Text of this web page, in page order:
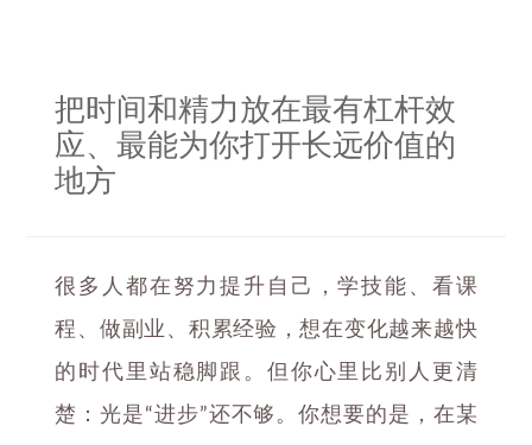
把时间和精力放在最有杠杆效
应、最能为你打开长远价值的
地方
很多人都在努力提升自己，学技能、看课
程、做副业、积累经验，想在变化越来越快
的时代里站稳脚跟。但你心里比别人更清
楚：光是“进步”还不够。你想要的是，在某